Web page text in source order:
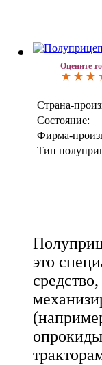
Оцените
Страна-
Состояние:
Фирма-
Тип
это